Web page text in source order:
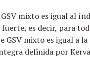
mixto es igual al
es decir, para
mixto es igual a
definida por